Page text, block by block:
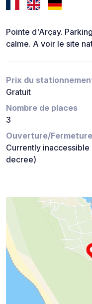
Pointe d'Arçay.
calme. A voir le site
Prix du
Gratuit
Nombre de places
3
Ouverture/Fermeture
Currently
decree)